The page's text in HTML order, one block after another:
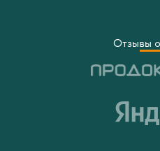
Отзывы о